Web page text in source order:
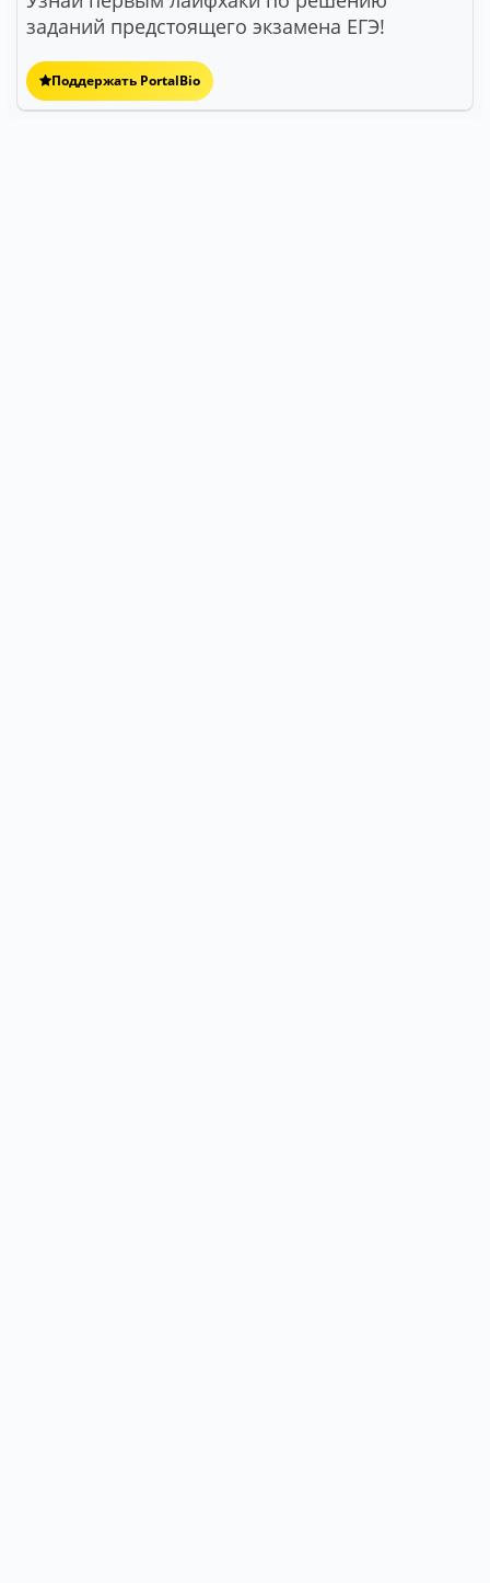
заданий предстоящего экзамена ЕГЭ!
Поддержать PortalBio